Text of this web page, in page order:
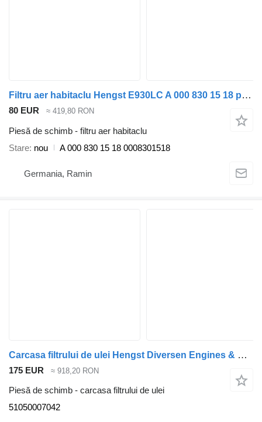
Filtru aer habitaclu Hengst E930LC A 000 830 15 18 pentru cap tractor Mercedes-Benz Actros MP1 MP2 MP3
80 EUR ≈ 419,80 RON
Piesă de schimb - filtru aer habitaclu
Stare nou A 000 830 15 18 0008301518
Germania, Ramin
Carcasa filtrului de ulei Hengst Diversen Engines & Parts Olie module MAN 51050007042 pentru camion
175 EUR ≈ 918,20 RON
Piesă de schimb - carcasa filtrului de ulei
51050007042